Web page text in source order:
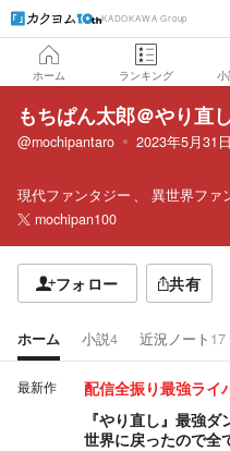
KADOKAWA Group
ホーム ランキング
もちぱん太郎＠やり直
@mochipantaro 2023年5月31日
現代ファンタジー
異世界ファ
mochipan100
フォロー 共有
ホーム 小説4 近況ノート 17
最新作 配信全振り最強ラ
『やり直し』最強
世界に戻ったので